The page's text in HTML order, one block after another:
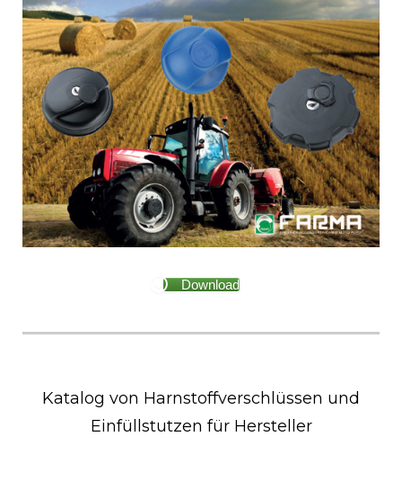
Download
Katalog von Harnstoffverschlüssen und
Einfüllstutzen für Hersteller